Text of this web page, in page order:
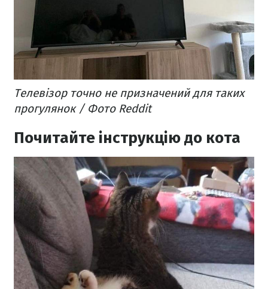
Телевізор точно не призначений для таких
прогулянок / Фото Reddit
Почитайте інструкцію до кота